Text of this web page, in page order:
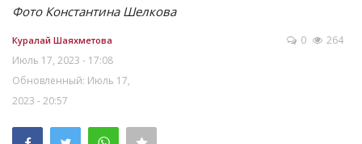
Фото Константина Шелкова
Куралай Шаяхметова
Июль 17, 2023 - 17:08
Обновленный: Июль 17,
2023 - 20:57
0 264